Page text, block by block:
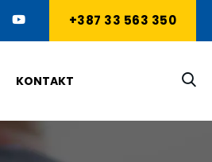
+387 33 563 350
KONTAKT